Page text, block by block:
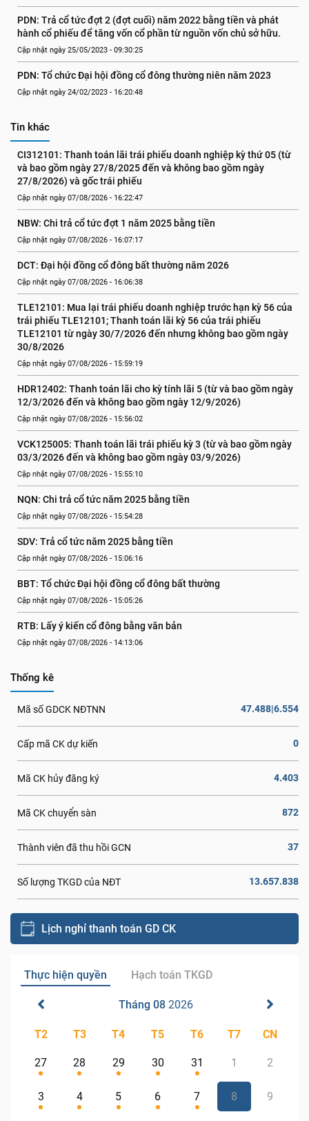
PDN: Trả cổ tức đợt 2 (đợt cuối) năm 2022 bằng tiền và phát
hành cổ phiếu để tăng vốn cổ phần từ nguồn vốn chủ sở hữu.
Cập nhật ngày 25/05/2023 - 09:30:25
PDN: Tổ chức Đại hội đồng cổ đông thường niên năm 2023
Cập nhật ngày 24/02/2023 - 16:20:48
Tin khác
CI312101: Thanh toán lãi trái phiếu doanh nghiệp kỳ thứ 05 (từ
và bao gồm ngày 27/8/2025 đến và không bao gồm ngày
27/8/2026) và gốc trái phiếu
Cập nhật ngày 07/08/2026 - 16:22:47
NBW: Chi trả cổ tức đợt 1 năm 2025 bằng tiền
Cập nhật ngày 07/08/2026 - 16:07:17
DCT: Đại hội đồng cổ đông bất thường năm 2026
Cập nhật ngày 07/08/2026 - 16:06:38
TLE12101: Mua lại trái phiếu doanh nghiệp trước hạn kỳ 56 của
trái phiếu TLE12101; Thanh toán lãi kỳ 56 của trái phiếu
TLE12101 từ ngày 30/7/2026 đến nhưng không bao gồm ngày
30/8/2026
Cập nhật ngày 07/08/2026 - 15:59:19
HDR12402: Thanh toán lãi cho kỳ tính lãi 5 (từ và bao gồm ngày
12/3/2026 đến và không bao gồm ngày 12/9/2026)
Cập nhật ngày 07/08/2026 - 15:56:02
VCK125005: Thanh toán lãi trái phiếu kỳ 3 (từ và bao gồm ngày
03/3/2026 đến và không bao gồm ngày 03/9/2026)
Cập nhật ngày 07/08/2026 - 15:55:10
NQN: Chi trả cổ tức năm 2025 bằng tiền
Cập nhật ngày 07/08/2026 - 15:54:28
SDV: Trả cổ tức năm 2025 bằng tiền
Cập nhật ngày 07/08/2026 - 15:06:16
BBT: Tổ chức Đại hội đồng cổ đông bất thường
Cập nhật ngày 07/08/2026 - 15:05:26
RTB: Lấy ý kiến cổ đông bằng văn bản
Cập nhật ngày 07/08/2026 - 14:13:06
Thống kê
Mã số GDCK NĐTNN 47.488|6.554
Cấp mã CK dự kiến 0
Mã CK hủy đăng ký 4.403
Mã CK chuyển sàn 872
Thành viên đã thu hồi GCN 37
Số lượng TKGD của NĐT 13.657.838
Lịch nghỉ thanh toán GD CK
Thực hiện quyền Hạch toán TKGD
Tháng 08 2026
T2 T3 T4 T5 T6 T7 CN
27 28 29 30 31 1 2
3 4 5 6 7 8 9